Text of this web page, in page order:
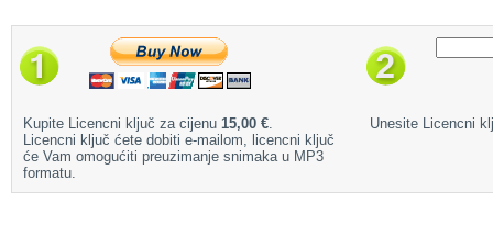
Kupite Licencni ključ za cijenu 15,00 €.
Licencni ključ ćete dobiti e-mailom, licencni ključ
će Vam omogućiti preuzimanje snimaka u MP3
formatu.
Unesite Licencni